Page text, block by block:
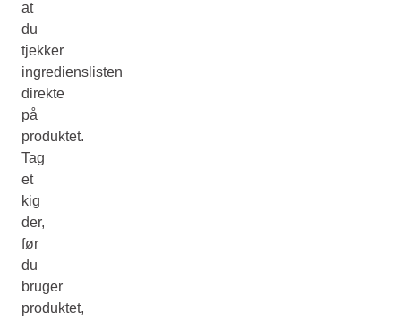
at
du
tjekker
ingredienslisten
direkte
på
produktet.
Tag
et
kig
der,
før
du
bruger
produktet,